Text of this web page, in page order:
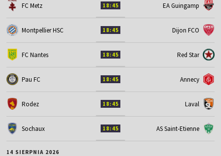
FC Metz 18:45 EA Guingamp
Montpellier HSC 18:45 Dijon FCO
FC Nantes 18:45 Red Star
Pau FC 18:45 Annecy
Rodez 18:45 Laval
Sochaux 18:45 AS Saint-Etienne
14 SIERPNIA 2026